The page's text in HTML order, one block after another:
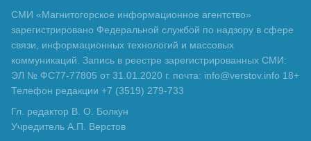
СМИ «Магнитогорское информационное агентство»
зарегистрировано Федеральной службой по надзору в сфере
связи, информационных технологий и массовых
коммуникаций. Запись в реестре зарегистрированных СМИ:
ЭЛ № ФС77-77805 от 31.01.2020 г. почта: info@verstov.info 18+
Телефон редакции +7 (3519) 279-733
Гл. редактор В. О. Болкун
Учредитель А.П. Верстов